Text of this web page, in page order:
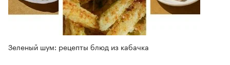
Зеленый шум: рецепты блюд из кабачка